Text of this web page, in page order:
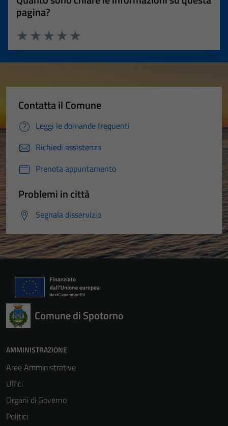
pagina?
Valuta 5 stelle su 5
Valuta 4 stelle su 5
Valuta 3 stelle su 5
Valuta 2 stelle su 5
Valuta 1 stelle su 5
Contatta il Comune
Leggi le domande frequenti
Richiedi assistenza
Prenota appuntamento
Problemi in città
Segnala disservizio
Comune di Spotorno
AMMINISTRAZIONE
Aree Amministrative
Uffici
Organi di Governo
Politici